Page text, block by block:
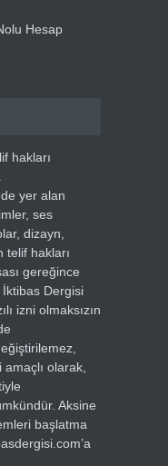
Hesap
hakları
yer alan
ses
dizayn,
telif hakları
gereğince
İktibas Dergisi
izni olmaksızın
olarak,
Aksine
başlatma